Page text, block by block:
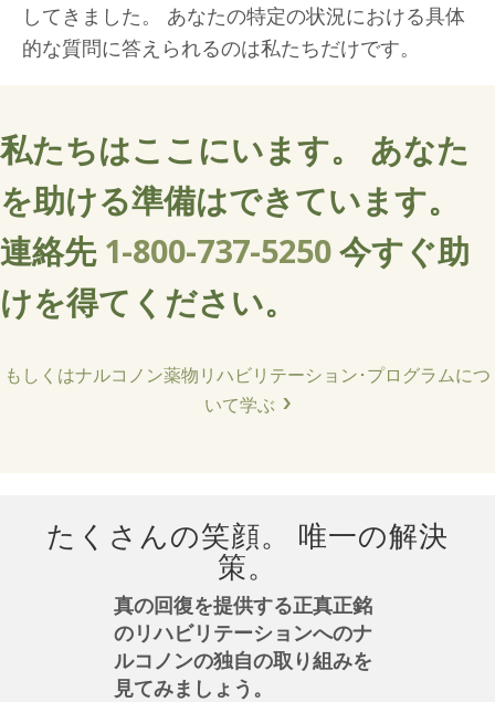
してきました。 あなたの特定の状況における具体
的な質問に答えられるのは私たちだけです。
私たちはここにいます。 あなた
を助ける準備はできています。
連絡先 1-800-737-5250今すぐ助
けを得てください。
もしくはナルコノン薬物リハビリテーション･プログラムにつ
いて学ぶ
たくさんの笑顔。 唯一の解決
策。
真の回復を提供する正真正銘
のリハビリテーションへのナ
ルコノンの独自の取り組みを
見てみましょう。